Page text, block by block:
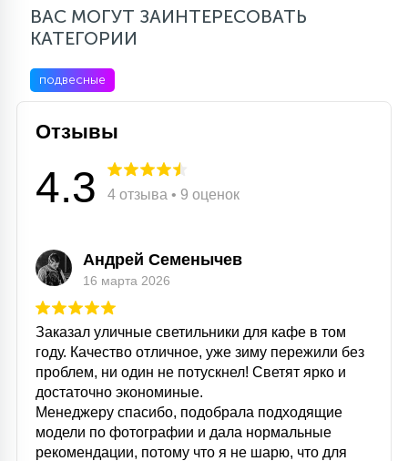
ВАС МОГУТ ЗАИНТЕРЕСОВАТЬ
КАТЕГОРИИ
подвесные
Отзывы
4.3 4 отзыва • 9 оценок
Андрей Семенычев
16 марта 2026
Заказал уличные светильники для кафе в том
году. Качество отличное, уже зиму пережили без
проблем, ни один не потускнел! Светят ярко и
достаточно экономиные.
Менеджеру спасибо, подобрала подходящие
модели по фотографии и дала нормальные
рекомендации, потому что я не шарю, что для